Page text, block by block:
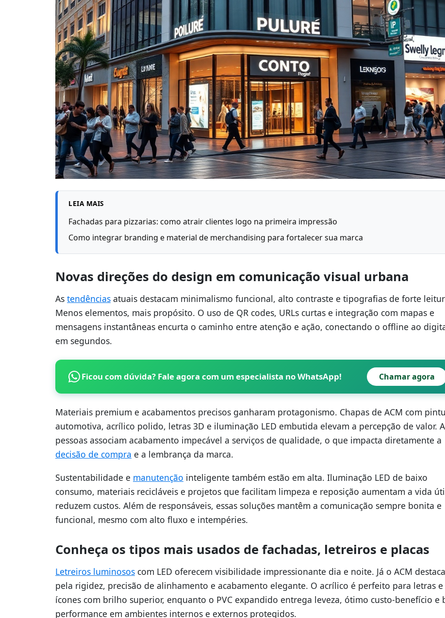
LEIA MAIS
Fachadas para pizzarias: como atrair clientes logo na primeira impressão
Como integrar branding e material de merchandising para fortalecer sua marca
Novas direções do design em comunicação visual urbana
As tendências atuais destacam minimalismo funcional, alto contraste e tipografias de forte
Menos elementos, mais propósito. O uso de QR codes, URLs curtas e integração com mapas e
mensagens instantâneas encurta o caminho entre atenção e ação, conectando o offline ao
em segundos.
Ficou com dúvida? Fale agora com um especialista no WhatsApp! Chamar agora
Materiais premium e acabamentos precisos ganharam protagonismo. Chapas de ACM com
automotiva, acrílico polido, letras 3D e iluminação LED embutida elevam a percepção de valor.
pessoas associam acabamento impecável a serviços de qualidade, o que impacta diretamente a
decisão de compra e a lembrança da marca.
Sustentabilidade e manutenção inteligente também estão em alta. Iluminação LED de baixo
consumo, materiais recicláveis e projetos que facilitam limpeza e reposição aumentam a vida
reduzem custos. Além de responsáveis, essas soluções mantêm a comunicação sempre bonita e
funcional, mesmo com alto fluxo e intempéries.
Conheça os tipos mais usados de fachadas, letreiros e placas
Letreiros luminosos com LED oferecem visibilidade impressionante dia e noite. Já o ACM
pela rigidez, precisão de alinhamento e acabamento elegante. O acrílico é perfeito para letras e
ícones com brilho superior, enquanto o PVC expandido entrega leveza, ótimo custo-benefício e
performance em ambientes internos e externos protegidos.